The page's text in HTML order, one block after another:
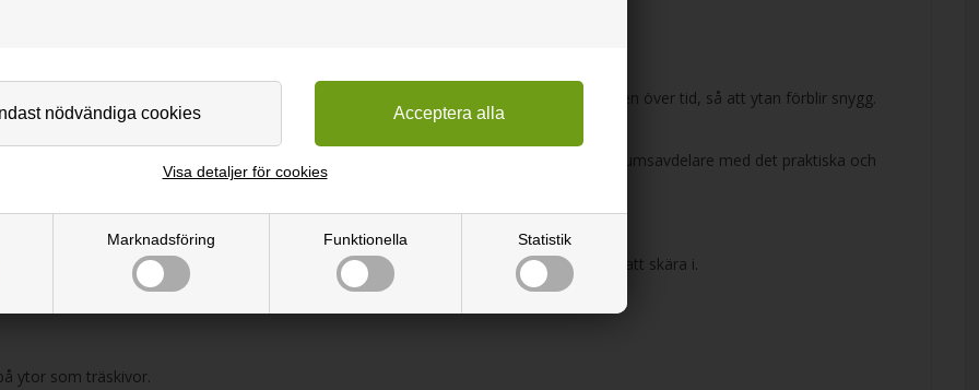
Marknadsföring Funktionella Statistik
Visa detaljer för cookies
perfekt för att hålla ordning på idéer och samla information.
en träskiva, men det kan också fästas direkt på väggen.
elastisk och flexibel. Den höga elasticiteten gör att hål från häftstift drar ihop sig igen över tid, så att ytan förblir snygg.
åt sig damm och är motståndskraftig mot fläckar.
bra ljuddämpande egenskaper, vilket gör det idealiskt för att klä in skiljeväggar och rumsavdelare med det praktiska och
vilket ger en miljövänlig produkt med god elasticitet och fantastisk hållbarhet.
ett dekorativt element, där du själv kan välja färg och form eftersom materialet är lätt att skära i.
ytor som träskivor.